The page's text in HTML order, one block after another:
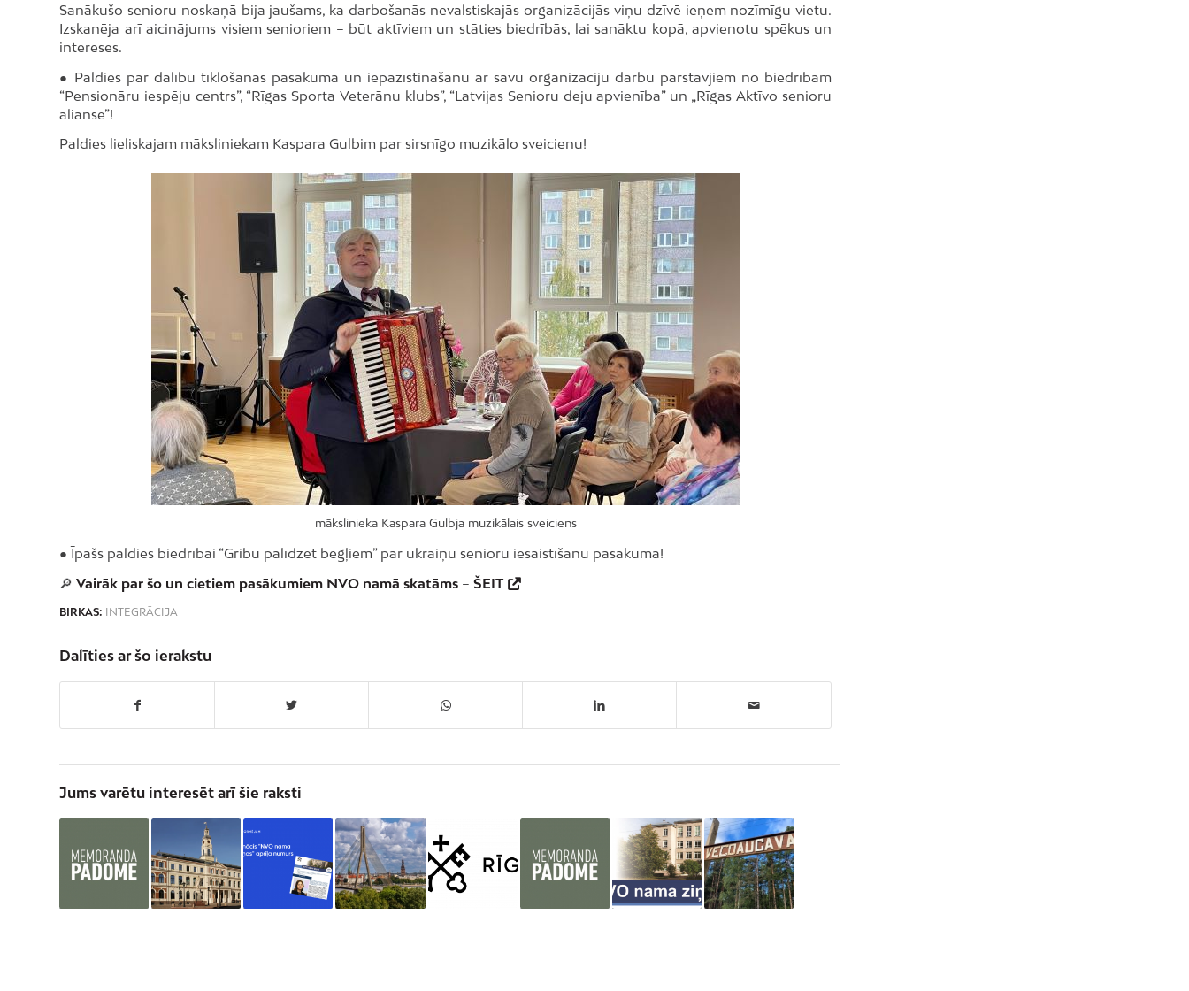
Sanākušo senioru noskaņā bija jaušams, ka darbošanās nevalstiskajās organizācijās viņu dzīvē ieņem nozīmīgu vietu.
Izskanēja arī aicinājums visiem senioriem – būt aktīviem un stāties biedrībās, lai sanāktu kopā, apvienotu spēkus un
intereses.
● Paldies par dalību tīklošanās pasākumā un iepazīstināšanu ar savu organizāciju darbu pārstāvjiem no biedrībām
“Pensionāru iespēju centrs”, “Rīgas Sporta Veterānu klubs”, “Latvijas Senioru deju apvienība” un „Rīgas Aktīvo senioru
alianse”!
Paldies lieliskajam māksliniekam Kaspara Gulbim par sirsnīgo muzikālo sveicienu!
mākslinieka Kaspara Gulbja muzikālais sveiciens
● Īpašs paldies biedrībai “Gribu palīdzēt bēgļiem” par ukraiņu senioru iesaistīšanu pasākumā!
🔎 Vairāk par šo un cietiem pasākumiem NVO namā skatāms – ŠEIT
BIRKAS: INTEGRĀCIJA
Dalīties ar šo ierakstu
Jums varētu interesēt arī šie raksti